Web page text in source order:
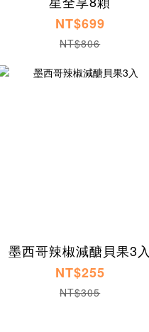
NT$699
NT$806
墨西哥辣椒減醣貝果3入
NT$255
NT$305